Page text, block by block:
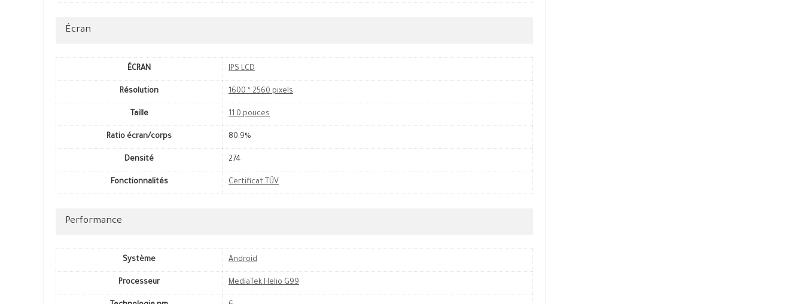
Écran
ÉCRAN IPS LCD
Résolution 1600 * 2560 pixels
Taille 11.0 pouces
Ratio écran/corps 80.9%
Densité 274
Fonctionnalités Certificat TÜV
Performance
Système Android
Processeur MediaTek Helio G99